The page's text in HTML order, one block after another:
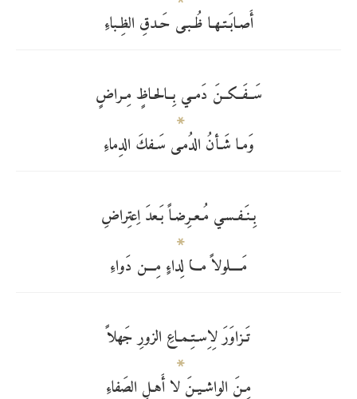
أَصـابَـتـهـا ظُـبـى حَـدقِ الظِـباءِ
سَــفَــكــنَ دَمــي بِــالحـاظٍ مِـراضٍ
وَمـا شَـأنُ الدُمـى سَـفكَ الدِماءِ
بِـنَـفـسـي مُـعـرِضـاً بَـعدَ اِعتِراضِ
مَــــلولاً مـــا لِداءٍ مِـــن دَواءِ
تَـزاوَرَ لِاِسـتِـمـاعِ الزورِ جَهلاً
مِـنَ الواشـيـنَ لا أَهـلِ الصَفاءِ